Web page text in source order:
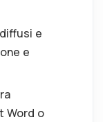
e
e
Word o